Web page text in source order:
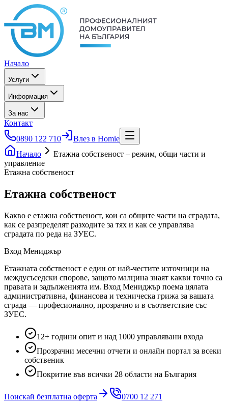
Начало
Услуги
Информация
За нас
Контакт
0890 122 710
Влез в Homie
Начало
Етажна собственост – режим, общи части и
управление
Етажна собственост
Етажна собственост
Какво е етажна собственост, кои са общите части на сградата,
как се разпределят разходите за тях и как се управлява
сградата по реда на ЗУЕС.
Вход Мениджър
Етажната собственост е един от най-честите източници на
междусъседски спорове, защото малцина знаят какви точно са
правата и задълженията им. Вход Мениджър поема цялата
административна, финансова и техническа грижа за вашата
сграда — професионално, прозрачно и в съответствие със
ЗУЕС.
12+ години опит и над 1000 управлявани входа
Прозрачни месечни отчети и онлайн портал за всеки
собственик
Покритие във всички 28 области на България
Поискай безплатна оферта
0700 12 271